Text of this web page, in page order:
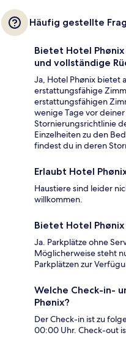
Häufig gestellte
Bietet Hotel
und vollständige
Ja, Hotel Phønix bietet
erstattungsfähige
erstattungsfähigen
wenige Tage vor
Stornierungsrichtlinie
Einzelheiten zu den
findest du in deren
Erlaubt Hotel
Haustiere sind leider
willkommen.
Bietet Hotel
Ja. Parkplätze ohne
Möglicherweise steht
Parkplätzen zur
Welche Check-in-
Phønix?
Der Check-in ist zu
00:00 Uhr. Check-out